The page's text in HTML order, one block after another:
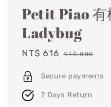
Petit Piao
Ladybug
Sale
NT$ 616 Regular
NT$ 880
Secure payments
7 Days Return